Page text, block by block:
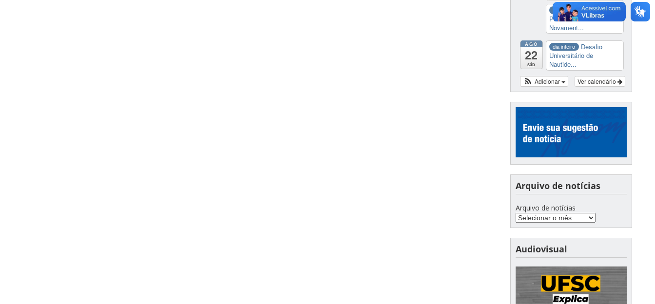
dia inteiro
Exposição:
Perder Tudo.
Novament...
AGO
22
sáb
dia inteiro
Desafio
Universitário de
Nautide...
Ver calendário
Adicionar
Arquivo de notícias
Arquivo de notícias
Audiovisual